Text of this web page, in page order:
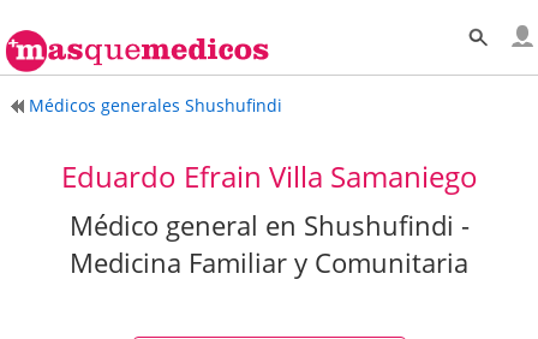
Médicos generales Shushufindi
Eduardo Efrain Villa Samaniego
Médico general en Shushufindi -
Medicina Familiar y Comunitaria